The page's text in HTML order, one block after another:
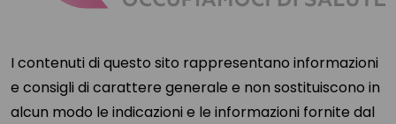
I contenuti di questo sito rappresentano informazioni
e consigli di carattere generale e non sostituiscono in
alcun modo le indicazioni e le informazioni fornite dal